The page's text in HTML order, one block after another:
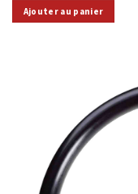
Ajouter au panier